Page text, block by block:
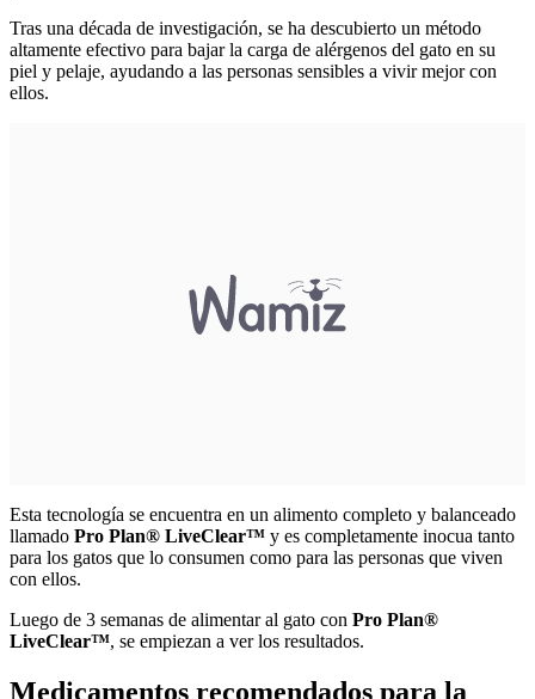
Tras una década de investigación, se ha descubierto un método
altamente efectivo para bajar la carga de alérgenos del gato en su
piel y pelaje, ayudando a las personas sensibles a vivir mejor con
ellos.
Esta tecnología se encuentra en un alimento completo y balanceado
llamado Pro Plan®️ LiveClear™ y es completamente inocua tanto
para los gatos que lo consumen como para las personas que viven
con ellos.
Luego de 3 semanas de alimentar al gato con Pro Plan®️
LiveClear™, se empiezan a ver los resultados.
Medicamentos recomendados para la